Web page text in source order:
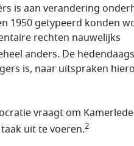
is aan verandering
1950 getypeerd konden
rechten nauwelijks
anders. De
is, naar uitspraken
vraagt om
uit te voeren.2